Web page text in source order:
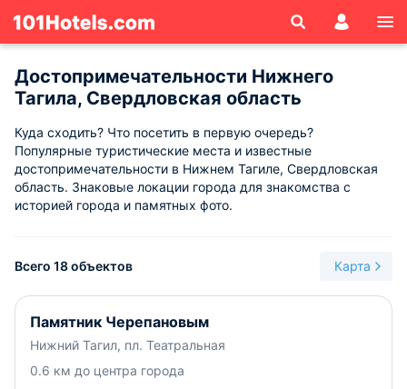
Достопримечательности Нижнего
Тагила, Свердловская область
Куда сходить? Что посетить в первую очередь?
Популярные туристические места и известные
достопримечательности в Нижнем Тагиле, Свердловская
область. Знаковые локации города для знакомства с
историей города и памятных фото.
Всего 18 объектов Карта
Памятник Черепановым
Нижний Тагил, пл. Театральная
0.6 км до центра города